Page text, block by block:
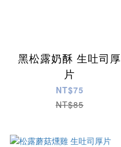
黑松露奶酥 生吐司厚
片
NT$75
NT$85